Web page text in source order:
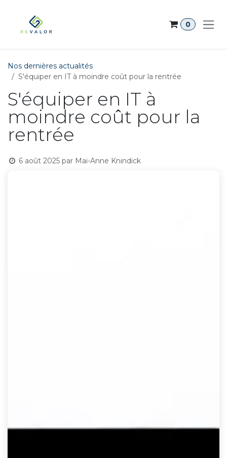
0
Nos dernières actualités
S'équiper en IT à moindre coût pour la rentrée
S'équiper en IT à
moindre coût pour la
rentrée
6 août 2025 par Mai-Anne Knindick